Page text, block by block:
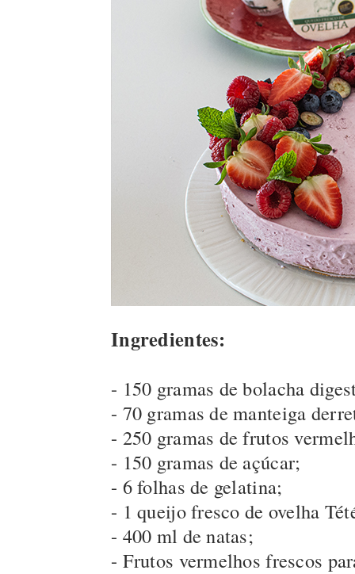
Ingredientes:
- 150 gramas de bolacha
- 70 gramas de manteiga
- 250 gramas de frutos
- 150 gramas de açúcar;
- 6 folhas de gelatina;
- 1 queijo fresco de ovelha
- 400 ml de natas;
- Frutos vermelhos frescos